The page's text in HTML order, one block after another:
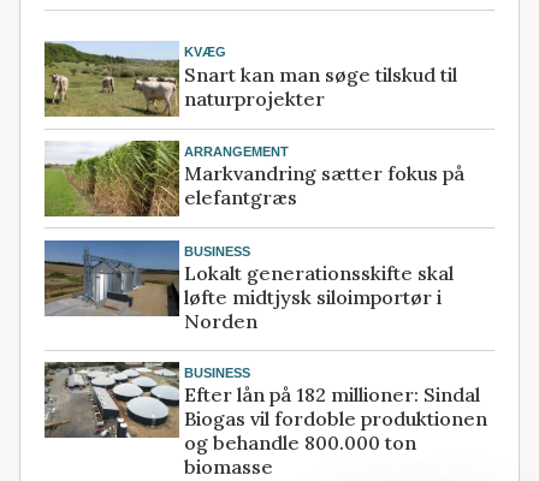
KVÆG
Snart kan man søge tilskud til
naturprojekter
ARRANGEMENT
Markvandring sætter fokus på
elefantgræs
BUSINESS
Lokalt generationsskifte skal
løfte midtjysk siloimportør i
Norden
BUSINESS
Efter lån på 182 millioner: Sindal
Biogas vil fordoble produktionen
og behandle 800.000 ton
biomasse